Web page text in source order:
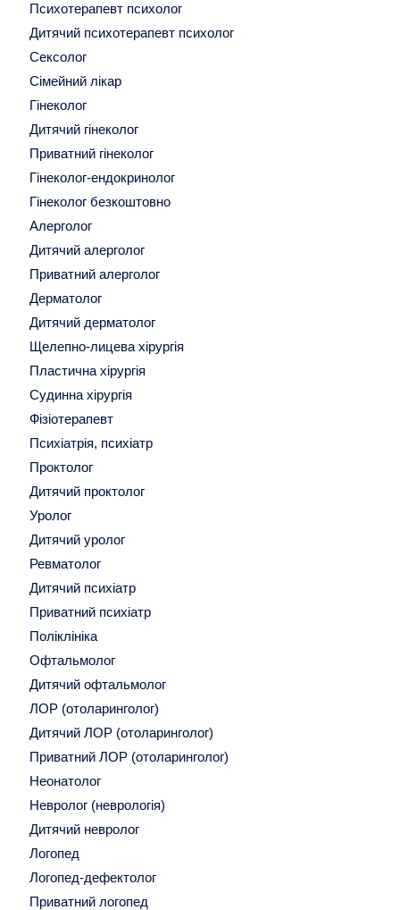
Психотерапевт психолог
Дитячий психотерапевт психолог
Сексолог
Сімейний лікар
Гінеколог
Дитячий гінеколог
Приватний гінеколог
Гінеколог-ендокринолог
Гінеколог безкоштовно
Алерголог
Дитячий алерголог
Приватний алерголог
Дерматолог
Дитячий дерматолог
Щелепно-лицева хірургія
Пластична хірургія
Судинна хірургія
Фізіотерапевт
Психіатрія, психіатр
Проктолог
Дитячий проктолог
Уролог
Дитячий уролог
Ревматолог
Дитячий психіатр
Приватний психіатр
Поліклініка
Офтальмолог
Дитячий офтальмолог
ЛОР (отоларинголог)
Дитячий ЛОР (отоларинголог)
Приватний ЛОР (отоларинголог)
Неонатолог
Невролог (неврологія)
Дитячий невролог
Логопед
Логопед-дефектолог
Приватний логопед